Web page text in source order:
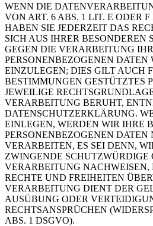
WENN DIE
VON ART. 6 ABS. 1 LIT. E ODER
HABEN SIE JEDERZEIT DAS
SICH AUS IHRER BESONDEREN
GEGEN DIE VERARBEITUNG
PERSONENBEZOGENEN DATEN
EINZULEGEN; DIES GILT AUCH
BESTIMMUNGEN GESTÜTZTES
JEWEILIGE
VERARBEITUNG BERUHT,
DATENSCHUTZERKLÄRUNG.
EINLEGEN, WERDEN WIR IHRE
PERSONENBEZOGENEN DATEN
VERARBEITEN, ES SEI DENN,
ZWINGENDE SCHUTZWÜRDIGE
VERARBEITUNG NACHWEISEN,
RECHTE UND FREIHEITEN
VERARBEITUNG DIENT DER
AUSÜBUNG ODER
RECHTSANSPRÜCHEN
ABS. 1 DSGVO).